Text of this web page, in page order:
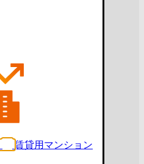
賃貸用マンション